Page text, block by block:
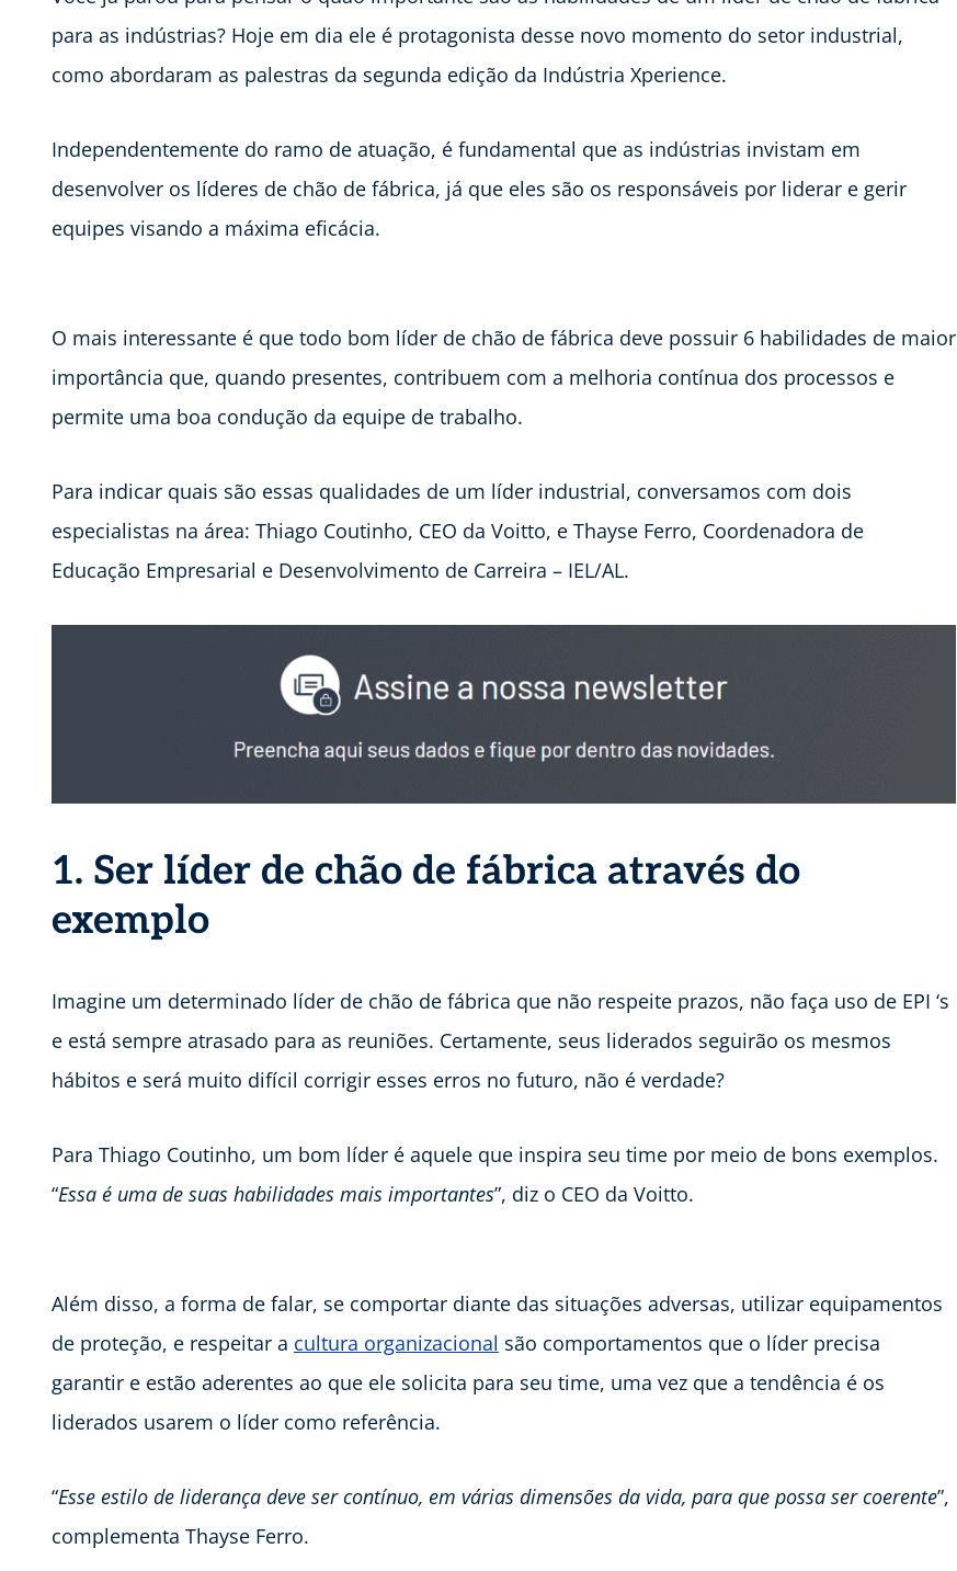
para as indústrias? Hoje em dia ele é protagonista desse novo momento do setor industrial,
como abordaram as palestras da segunda edição da Indústria Xperience.
Independentemente do ramo de atuação, é fundamental que as indústrias invistam em
desenvolver os líderes de chão de fábrica, já que eles são os responsáveis por liderar e gerir
equipes visando a máxima eficácia.
O mais interessante é que todo bom líder de chão de fábrica deve possuir 6 habilidades de maior
importância que, quando presentes, contribuem com a melhoria contínua dos processos e
permite uma boa condução da equipe de trabalho.
Para indicar quais são essas qualidades de um líder industrial, conversamos com dois
especialistas na área: Thiago Coutinho, CEO da Voitto, e Thayse Ferro, Coordenadora de
Educação Empresarial e Desenvolvimento de Carreira – IEL/AL.
1. Ser líder de chão de fábrica através do
exemplo
Imagine um determinado líder de chão de fábrica que não respeite prazos, não faça uso de EPI ‘s
e está sempre atrasado para as reuniões. Certamente, seus liderados seguirão os mesmos
hábitos e será muito difícil corrigir esses erros no futuro, não é verdade?
Para Thiago Coutinho, um bom líder é aquele que inspira seu time por meio de bons exemplos.
“Essa é uma de suas habilidades mais importantes”, diz o CEO da Voitto.
Além disso, a forma de falar, se comportar diante das situações adversas, utilizar equipamentos
de proteção, e respeitar a cultura organizacional são comportamentos que o líder precisa
garantir e estão aderentes ao que ele solicita para seu time, uma vez que a tendência é os
liderados usarem o líder como referência.
“Esse estilo de liderança deve ser contínuo, em várias dimensões da vida, para que possa ser coerente”,
complementa Thayse Ferro.